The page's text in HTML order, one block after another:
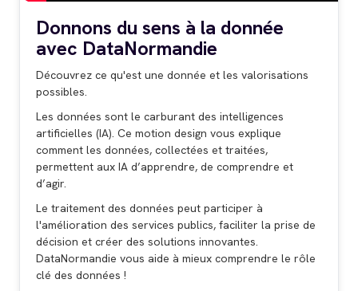
Donnons du sens à la donnée
avec DataNormandie
Découvrez ce qu'est une donnée et les valorisations
possibles.
Les données sont le carburant des intelligences
artificielles (IA). Ce motion design vous explique
comment les données, collectées et traitées,
permettent aux IA d’apprendre, de comprendre et
d’agir.
Le traitement des données peut participer à
l'amélioration des services publics, faciliter la prise de
décision et créer des solutions innovantes.
DataNormandie vous aide à mieux comprendre le rôle
clé des données !